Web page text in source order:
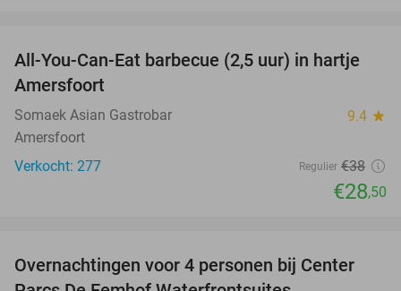
25%
All-You-Can-Eat barbecue (2,5 uur) in hartje
Amersfoort
Somaek Asian Gastrobar 9.4 star
Amersfoort
Verkocht: 277
Regulier €38
€28,50
Overnachtingen voor 4 personen bij Center